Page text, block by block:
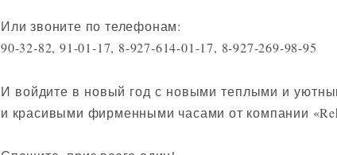
Или звоните по телефонам:
90-32-82, 91-01-17, 8-927-614-01-17, 8-927-269-98-95
И войдите в новый год с новыми теплыми и
и красивыми фирменными часами от компании